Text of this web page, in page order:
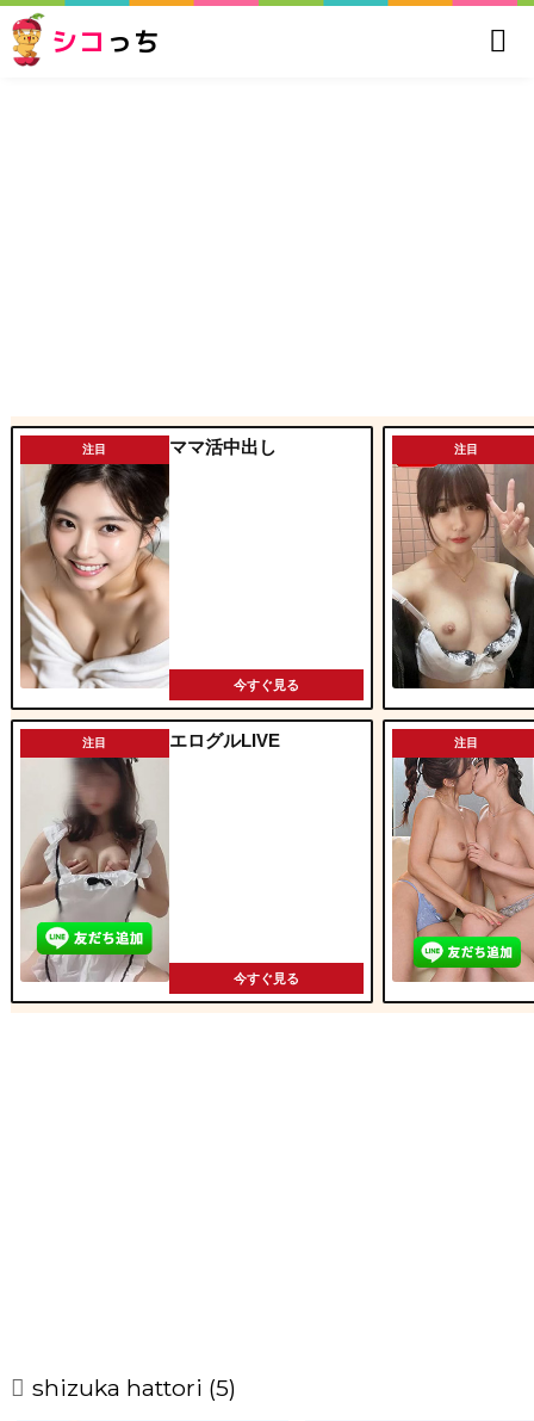
シコ っち
注目 ママ活中出し
今すぐ見る
注目 エログルLIVE
今すぐ見る
注目
注目
shizuka hattori (5)